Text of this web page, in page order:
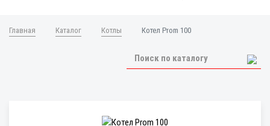
Главная Каталог Котлы Котел Prom 100